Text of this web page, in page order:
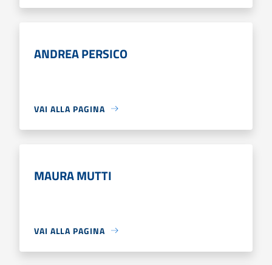
ANDREA PERSICO
VAI ALLA PAGINA
MAURA MUTTI
VAI ALLA PAGINA